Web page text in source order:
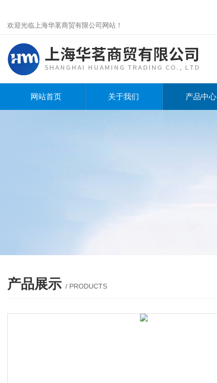
欢迎光临上海华茗商贸有限公司网站！
网站首页 关于我们 产品中心
产品展示 / PRODUCTS